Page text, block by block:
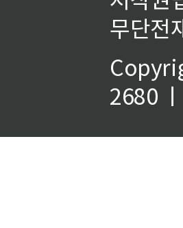
무단전
2680